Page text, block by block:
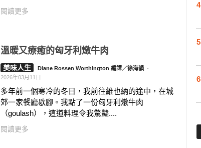
閱讀更多
溫暖又療癒的匈牙利燉牛肉
美味人生 Diane Rossen Worthington 編譯／徐海韻 -
2026年03月11日
多年前一個寒冷的冬日，我前往維也納的途中，在城
郊一家餐廳歇腳。我點了一份匈牙利燉牛肉
（goulash），這道料理令我驚豔....
閱讀更多
4
5
6